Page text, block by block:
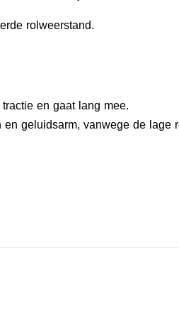
rolweerstand.
en gaat lang mee.
geluidsarm, vanwege de lage